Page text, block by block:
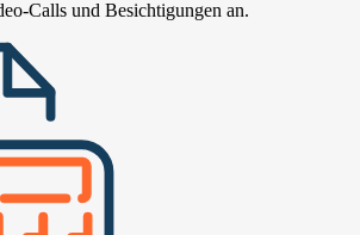
Calls und Besichtigungen an.